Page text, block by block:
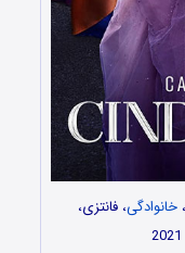
،خانوادگی، فانتزی،